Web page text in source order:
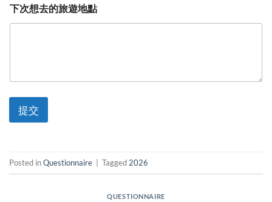
下次想去的旅遊地點
提交
Posted inQuestionnaire Tagged 2026
QUESTIONNAIRE